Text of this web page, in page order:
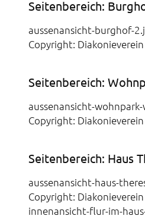
Seitenbereich:
aussenansicht-burghof-
Copyright:
Seitenbereich:
aussenansicht-
Copyright:
Seitenbereich: Haus
aussenansicht-haus-
Copyright:
innenansicht-flur-im-